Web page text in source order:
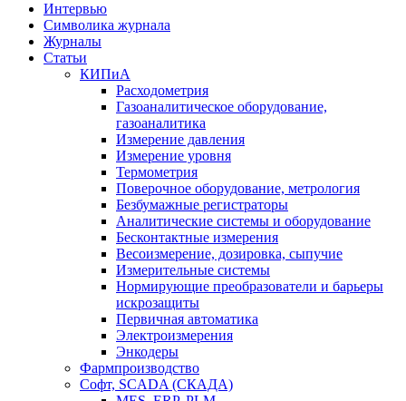
Интервью
Символика журнала
Журналы
Статьи
КИПиА
Расходометрия
Газоаналитическое оборудование,
газоаналитика
Измерение давления
Измерение уровня
Термометрия
Поверочное оборудование, метрология
Безбумажные регистраторы
Аналитические системы и оборудование
Бесконтактные измерения
Весоизмерение, дозировка, сыпучие
Измерительные системы
Нормирующие преобразователи и барьеры
искрозащиты
Первичная автоматика
Электроизмерения
Энкодеры
Фармпроизводство
Софт, SCADA (СКАДА)